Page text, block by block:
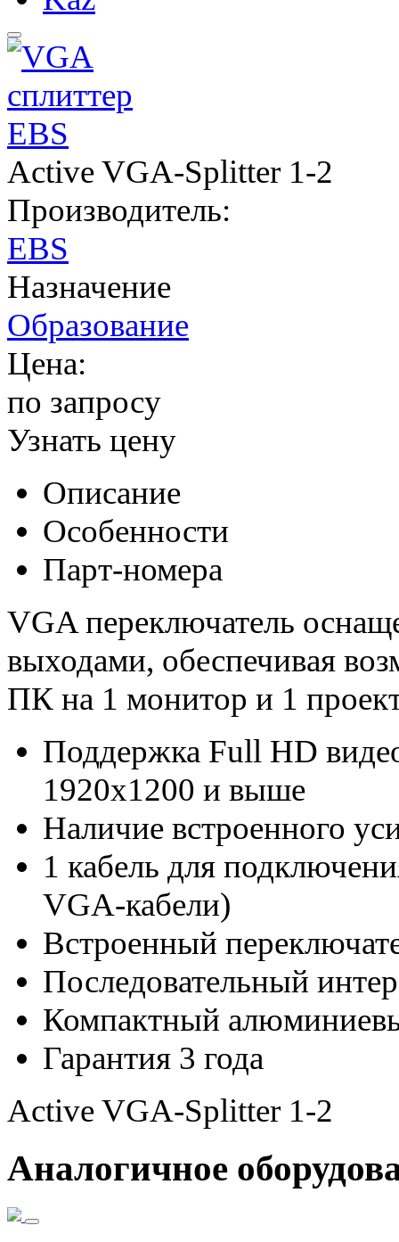
Active VGA-Splitter 1-2
Производитель:
EBS
Назначение
Образование
Цена:
по запросу
Узнать цену
Описание
Особенности
Парт-номера
VGA переключатель
выходами, обеспечивая
ПК на 1 монитор и 1
Поддержка Full HD
1920x1200 и выше
Наличие встроенного
1 кабель для
VGA-кабели)
Встроенный
Последовательный
Компактный
Гарантия 3 года
Active VGA-Splitter 1-2
Аналогичное